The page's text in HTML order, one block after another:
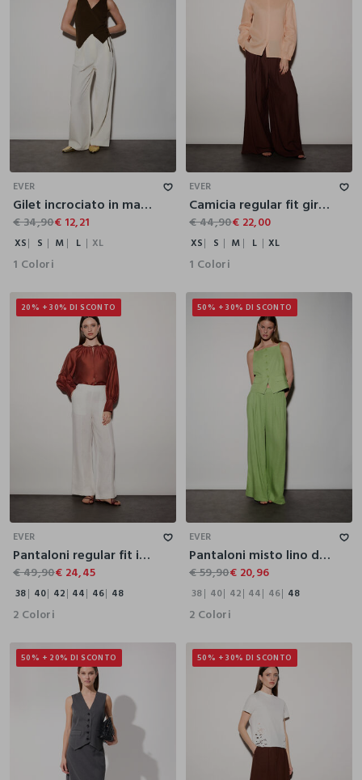
XL
EVER
Gilet incrociato in maglia donna
€ 34,90€ 12,21
XS S M L XL
1 Colori
XL
EVER
Camicia regular fit girocollo in puro lino donna
€ 44,90€ 22,00
XS S M L XL
1 Colori
20% + 30% DI SCONTO
46 48
EVER
Pantaloni regular fit in puro lino donna
€ 49,90€ 24,45
38 40 42 44 46 48
2 Colori
50% + 30% DI SCONTO
46
EVER
Pantaloni misto lino donna
€ 59,90€ 20,96
38 40 42 44 46 48
2 Colori
50% + 20% DI SCONTO 50% + 30% DI SCONTO